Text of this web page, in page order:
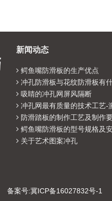
新闻动态
鳄鱼嘴防滑板的生产优点
冲孔防滑板与花纹防滑板有
吸睛的冲孔网屏风隔断
冲孔网最有质量的技术工艺-
防滑踏板的制作工艺及制作
鳄鱼嘴防滑板的型号规格及
关于艺术图案冲孔
备案号:冀ICP备16027832号-1